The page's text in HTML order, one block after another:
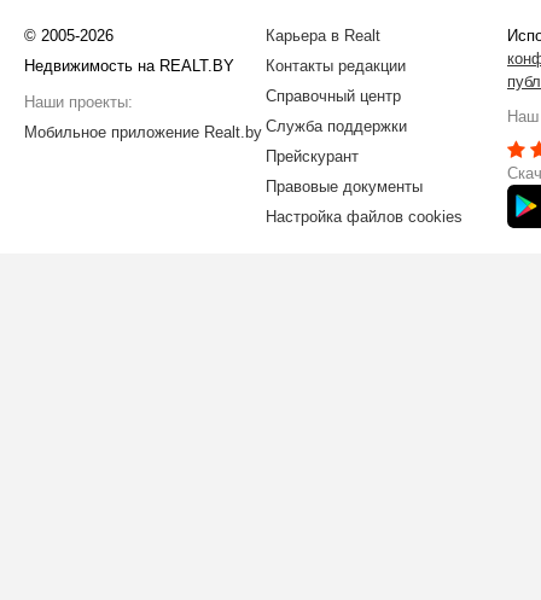
© 2005-2026
Недвижимость на REALT.BY
Наши проекты:
Мобильное приложение Realt.by
Карьера в Realt
Контакты редакции
Справочный центр
Служба поддержки
Прейскурант
Правовые документы
Настройка файлов cookies
Наш